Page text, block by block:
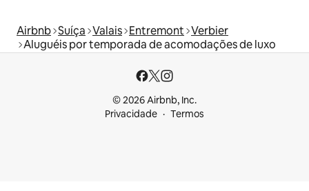
Airbnb Suíça Valais Entremont Verbier
Aluguéis por temporada de acomodações de luxo
© 2026 Airbnb, Inc.
Privacidade
Termos